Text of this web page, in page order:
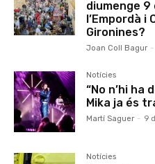
diumenge 9
l’Empordà i
Gironines?
Joan Coll Bagur -
Notícies
“No n’hi ha
Mika ja és
Martí Saguer - 9
Notícies